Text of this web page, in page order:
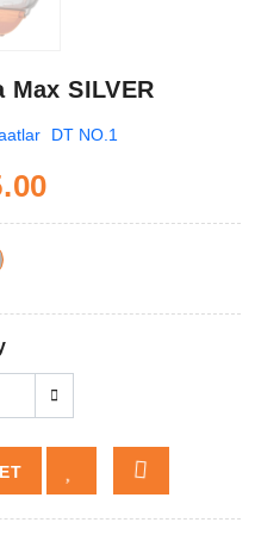
Max SILVER
DT NO.1